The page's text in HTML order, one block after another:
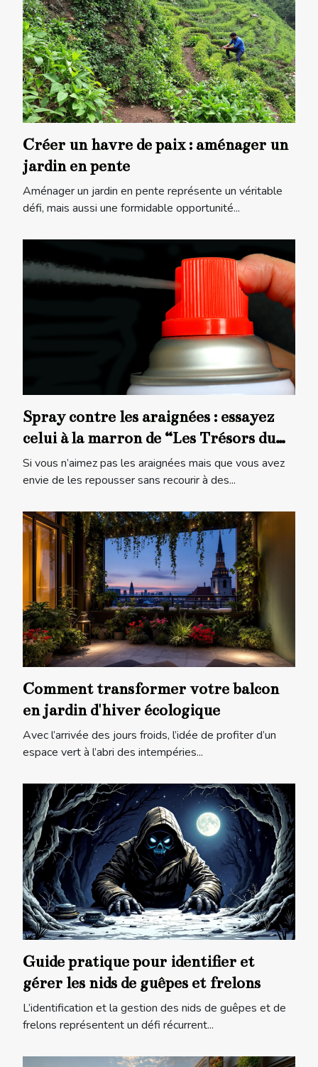
Créer un havre de paix : aménager un
jardin en pente
Aménager un jardin en pente représente un véritable
défi, mais aussi une formidable opportunité...
Spray contre les araignées : essayez
celui à la marron de “Les Trésors du
Sud” !
Si vous n’aimez pas les araignées mais que vous avez
envie de les repousser sans recourir à des...
Comment transformer votre balcon
en jardin d'hiver écologique
Avec l’arrivée des jours froids, l’idée de profiter d’un
espace vert à l’abri des intempéries...
Guide pratique pour identifier et
gérer les nids de guêpes et frelons
L’identification et la gestion des nids de guêpes et de
frelons représentent un défi récurrent...